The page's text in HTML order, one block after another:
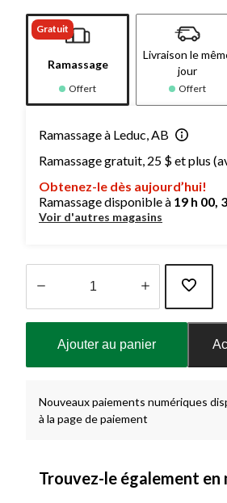
Gratuit
Ramassage
Offert
Livraison le
jour
Offert
Ramassage à Leduc, AB
Ramassage gratuit, 25 $ et plus
Obtenez-le dès aujourd’hui!
Ramassage disponible à 19 h 00,
Voir d'autres magasins
Ajouter au panier
Nouveaux paiements numériques
à la page de paiement
Trouvez-le également en